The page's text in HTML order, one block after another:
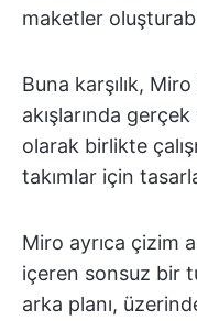
maketler
Buna karşılık,
akışlarında
olarak birlikte
takımlar için
Miro ayrıca çizim
içeren sonsuz bir
arka planı,